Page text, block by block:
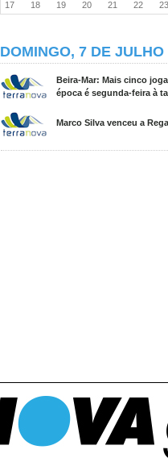
17
18 19 20 21 22
DOMINGO, 7 DE JULHO
Beira-Mar: Mais cinco
época é segunda-feira à
Marco Silva venceu a